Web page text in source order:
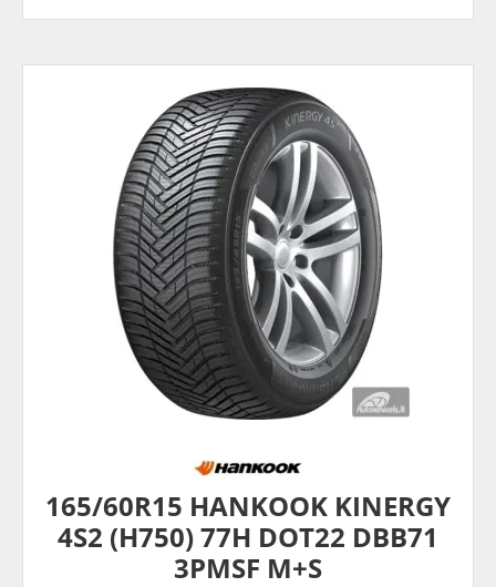
165/60R15 HANKOOK KINERGY
4S2 (H750) 77H DOT22 DBB71
3PMSF M+S